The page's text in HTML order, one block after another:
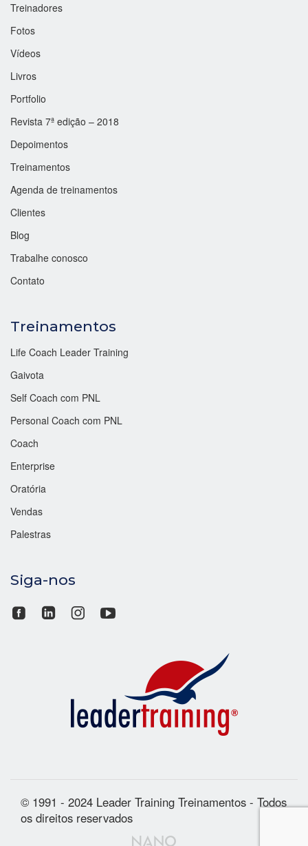
Treinadores
Fotos
Vídeos
Livros
Portfolio
Revista 7ª edição – 2018
Depoimentos
Treinamentos
Agenda de treinamentos
Clientes
Blog
Trabalhe conosco
Contato
Treinamentos
Life Coach Leader Training
Gaivota
Self Coach com PNL
Personal Coach com PNL
Coach
Enterprise
Oratória
Vendas
Palestras
Siga-nos
© 1991 - 2024 Leader Training Treinamentos - Todos
os direitos reservados